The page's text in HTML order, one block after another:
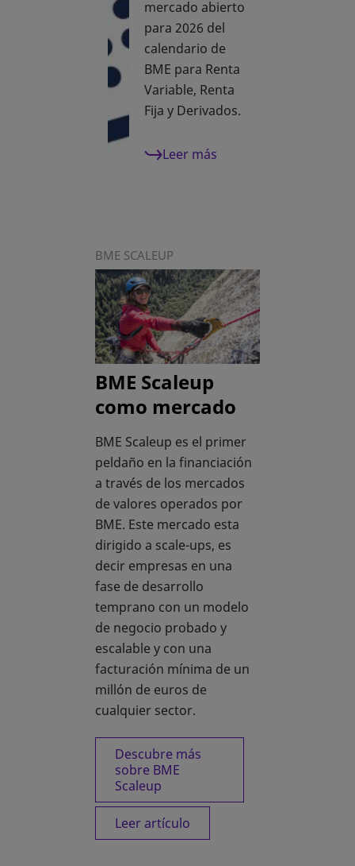
mercado abierto
para 2026 del
calendario de
BME para Renta
Variable, Renta
Fija y Derivados.
Leer más
BME SCALEUP
BME Scaleup
como mercado
BME Scaleup es el primer
peldaño en la financiación
a través de los mercados
de valores operados por
BME. Este mercado esta
dirigido a scale-ups, es
decir empresas en una
fase de desarrollo
temprano con un modelo
de negocio probado y
escalable y con una
facturación mínima de un
millón de euros de
cualquier sector.
Descubre más
sobre BME
Scaleup
Leer artículo